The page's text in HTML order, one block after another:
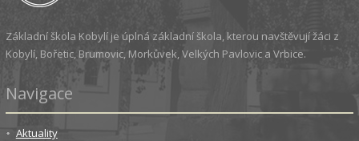
Základní škola Kobylí je úplná základní škola, kterou navštěvují žáci z
Kobylí, Bořetic, Brumovic, Morkůvek, Velkých Pavlovic a Vrbice.
Navigace
Aktuality